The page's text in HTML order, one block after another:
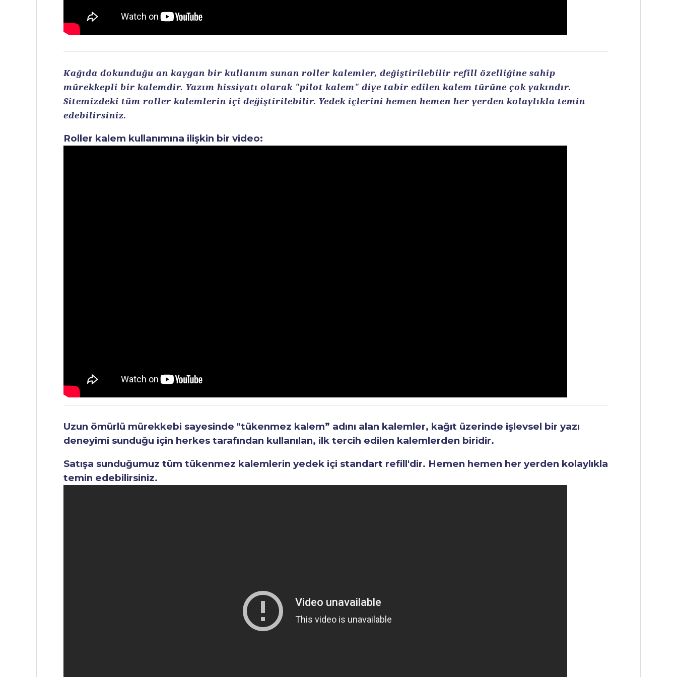
Kağıda dokunduğu an kaygan bir kullanım sunan roller kalemler, değiştirilebilir refill özelliğine sahip
mürekkepli bir kalemdir. Yazım hissiyatı olarak "pilot kalem" diye tabir edilen kalem türüne çok yakındır.
Sitemizdeki tüm roller kalemlerin içi değiştirilebilir. Yedek içlerini hemen hemen her yerden kolaylıkla temin
edebilirsiniz.
Roller kalem kullanımına ilişkin bir video:
Uzun ömürlü mürekkebi sayesinde "tükenmez kalem” adını alan kalemler, kağıt üzerinde işlevsel bir yazı
deneyimi sunduğu için herkes tarafından kullanılan, ilk tercih edilen kalemlerden biridir.
Satışa sunduğumuz tüm tükenmez kalemlerin yedek içi standart refill'dir. Hemen hemen her yerden kolaylıkla
temin edebilirsiniz.